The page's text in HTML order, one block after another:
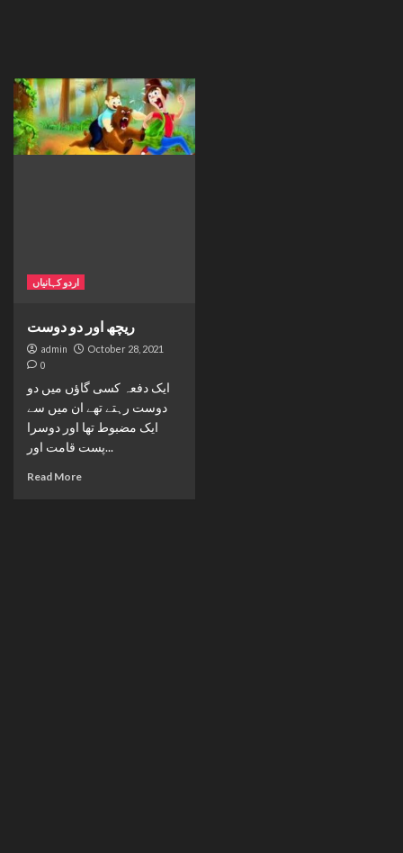
اردو کہانیاں
ریچھ اور دو دوست
admin October 28, 2021
0
ایک دفعہ کسی گاؤں میں دو
دوست رہتے تھے ان میں سے
ایک مضبوط تھا اور دوسرا
پست قامت اور...
Read More